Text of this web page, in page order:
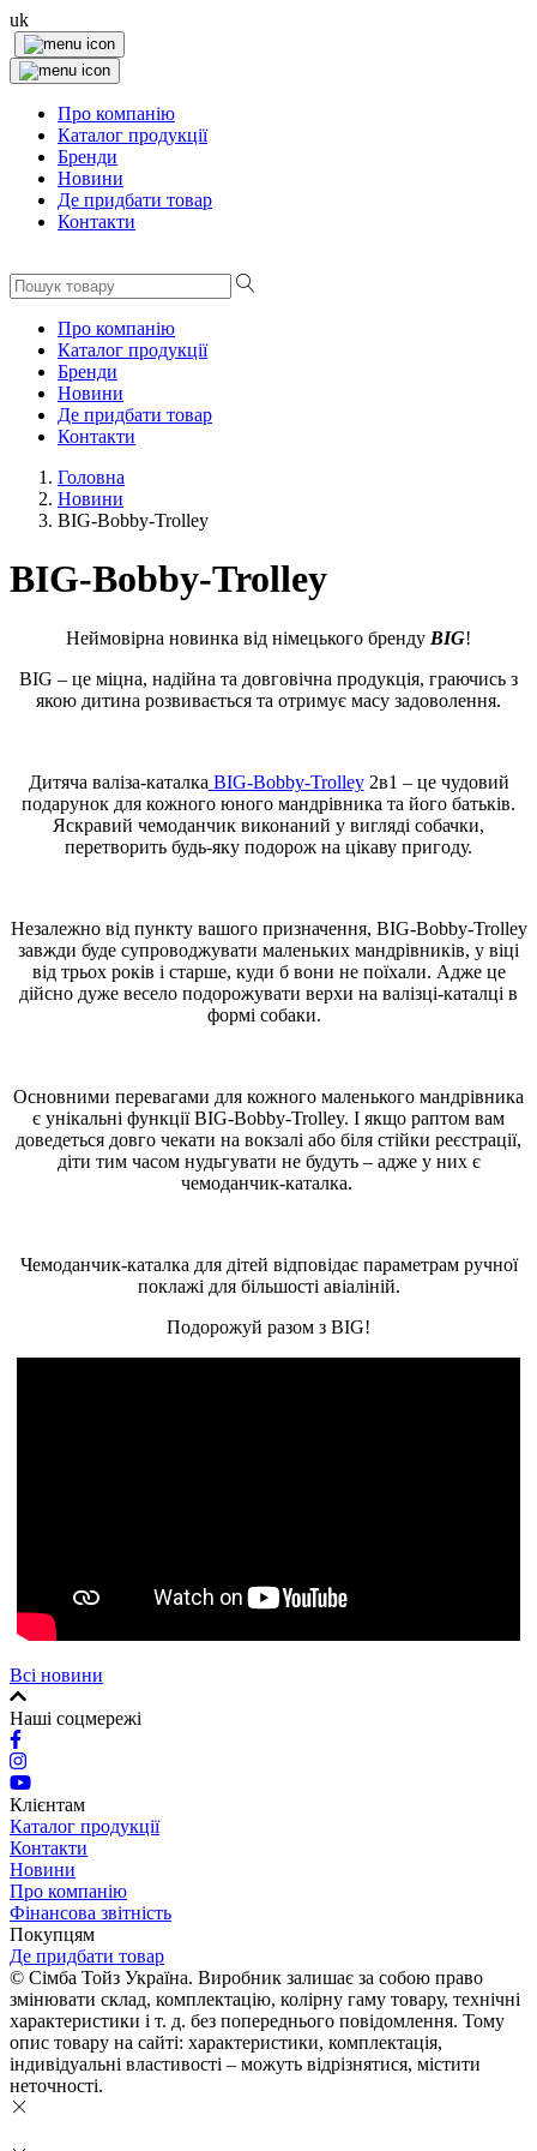
uk
Про компанію
Каталог продукції
Бренди
Новини
Де придбати товар
Контакти
Про компанію
Каталог продукції
Бренди
Новини
Де придбати товар
Контакти
Головна
Новини
BIG-Bobby-Trolley
BIG-Bobby-Trolley
Неймовірна новинка від німецького бренду BIG!
BIG – це міцна, надійна та довговічна продукція, граючись з
якою дитина розвивається та отримує масу задоволення.
Дитяча валіза-каталка BIG-Bobby-Trolley2в1 – це чудовий
подарунок для кожного юного мандрівника та його батьків.
Яскравий чемоданчик виконаний у вигляді собачки,
перетворить будь-яку подорож на цікаву пригоду.
Незалежно від пункту вашого призначення, BIG-Bobby-Trolley
завжди буде супроводжувати маленьких мандрівників, у віці
від трьох років і старше, куди б вони не поїхали. Адже це
дійсно дуже весело подорожувати верхи на валізці-каталці в
формі собаки.
Основними перевагами для кожного маленького мандрівника
є унікальні функції BIG-Bobby-Trolley. І якщо раптом вам
доведеться довго чекати на вокзалі або біля стійки реєстрації,
діти тим часом нудьгувати не будуть – адже у них є
чемоданчик-каталка.
Чемоданчик-каталка для дітей відповідає параметрам ручної
поклажі для більшості авіаліній.
Подорожуй разом з BIG!
Всі новини
Наші соцмережі
Клієнтам
Каталог продукції
Контакти
Новини
Про компанію
Фінансова звітність
Покупцям
Де придбати товар
© Сімба Тойз Україна. Виробник залишає за собою право
змінювати склад, комплектацію, колірну гаму товару, технічні
характеристики і т. д. без попереднього повідомлення. Тому
опис товару на сайті: характеристики, комплектація,
індивідуальні властивості – можуть відрізнятися, містити
неточності.